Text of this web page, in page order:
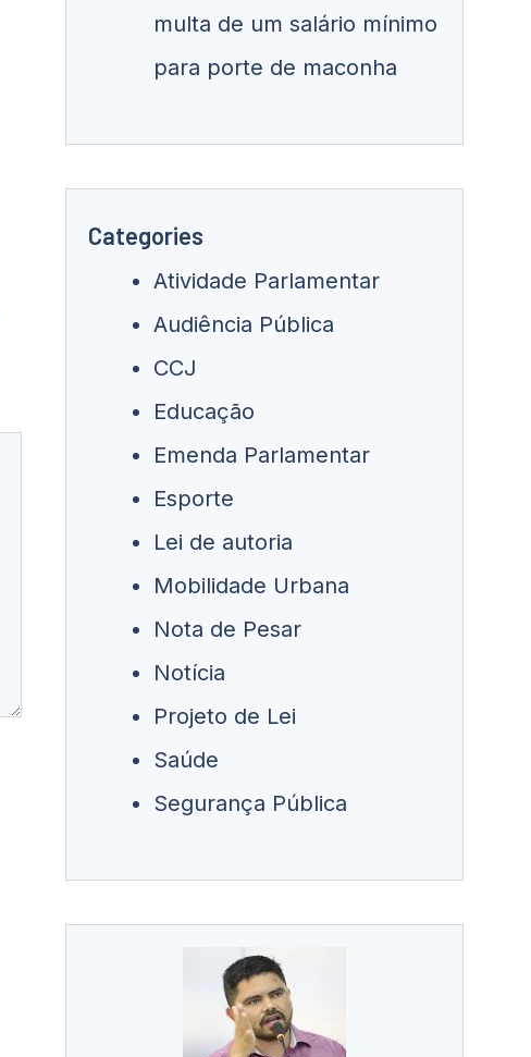
multa de um salário mínimo
para porte de maconha
Categories
Atividade Parlamentar
Audiência Pública
CCJ
Educação
Emenda Parlamentar
Esporte
Lei de autoria
Mobilidade Urbana
Nota de Pesar
Notícia
Projeto de Lei
Saúde
Segurança Pública